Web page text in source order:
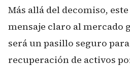
Más allá del decomiso,
mensaje claro al mercado
será un pasillo seguro
recuperación de activos